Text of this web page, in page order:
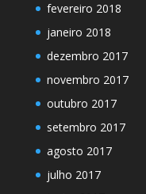
fevereiro 2018
janeiro 2018
dezembro 2017
novembro 2017
outubro 2017
setembro 2017
agosto 2017
julho 2017